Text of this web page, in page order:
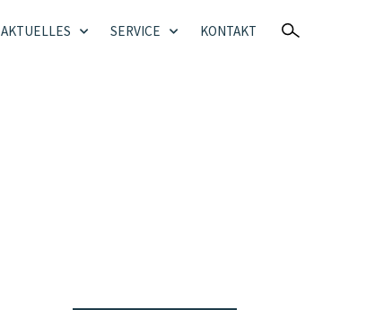
AKTUELLES SERVICE KONTAKT